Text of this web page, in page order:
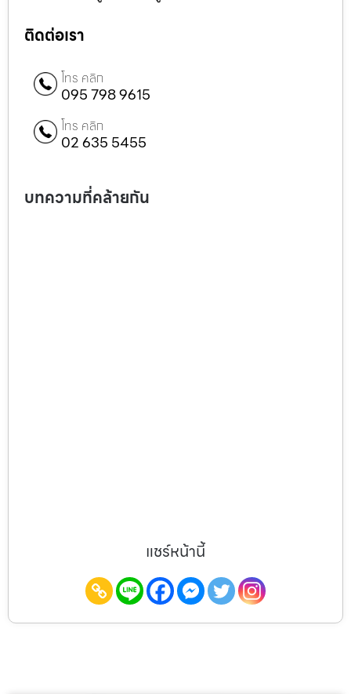
ติดต่อเรา
โทร คลิก
095 798 9615
โทร คลิก
02 635 5455
บทความที่คล้ายกัน
แชร์หน้านี้